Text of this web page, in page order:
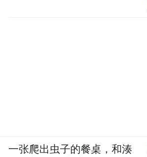
一张爬出虫子的餐桌，和湊